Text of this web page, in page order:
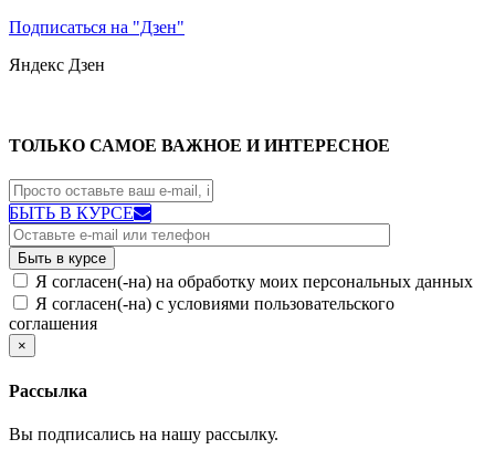
Подписаться на "Дзен"
Яндекс Дзен
ТОЛЬКО САМОЕ ВАЖНОЕ И ИНТЕРЕСНОЕ
БЫТЬ В КУРСЕ
Я согласен(-на) на обработку моих персональных данных
Я согласен(-на) с условиями пользовательского
соглашения
×
Рассылка
Вы подписались на нашу рассылку.